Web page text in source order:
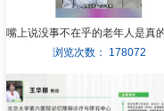
浏览次数： 178072